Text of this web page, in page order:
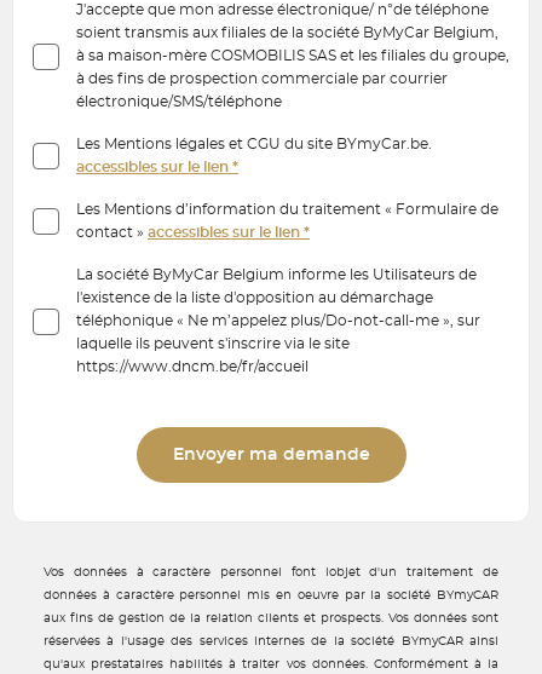
J'accepte que mon adresse électronique/ n°de téléphone
soient transmis aux filiales de la société ByMyCar Belgium,
à sa maison-mère COSMOBILIS SAS et les filiales du groupe,
à des fins de prospection commerciale par courrier
électronique/SMS/téléphone
Les Mentions légales et CGU du site BYmyCar.be.
accessibles sur le lien *
Les Mentions d’information du traitement « Formulaire de
contact » accessibles sur le lien *
La société ByMyCar Belgium informe les Utilisateurs de
l'existence de la liste d'opposition au démarchage
téléphonique « Ne m’appelez plus/Do-not-call-me », sur
laquelle ils peuvent s'inscrire via le site
https://www.dncm.be/fr/accueil
Envoyer ma demande
Vos données à caractère personnel font lobjet d'un traitement de
données à caractère personnel mis en oeuvre par la société BYmyCAR
aux fins de gestion de la relation clients et prospects. Vos données sont
réservées à l'usage des services internes de la société BYmyCAR ainsi
qu'aux prestataires habilités à traiter vos données. Conformément à la